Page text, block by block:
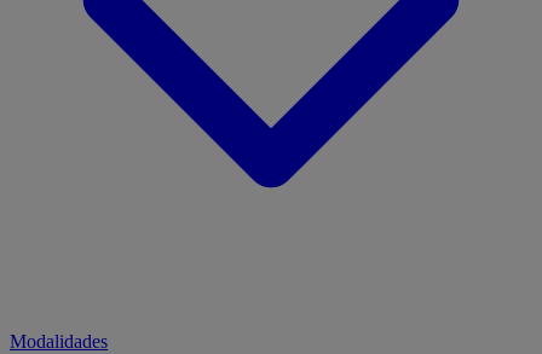
Modalidades